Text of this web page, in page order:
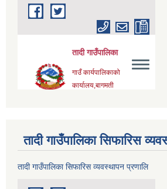
तादी गाउँपालिका सिफारिस
तादी गाउँपालिका सिफारिस व्यवस्थापन प्रणालि